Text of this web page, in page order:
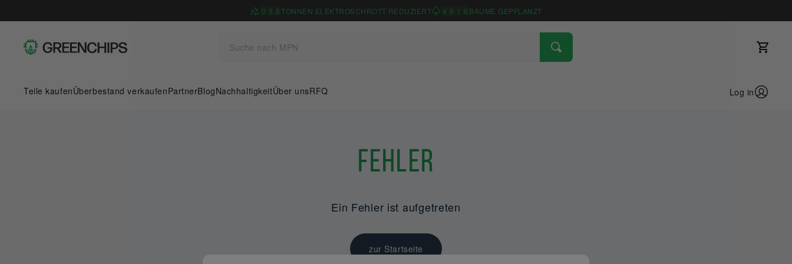
0 5 5 TONNEN ELEKTROSCHROTT REDUZIERT 4 9 1 6 BÄUME GEPFLANZT
Teile kaufenÜberbestand verkaufenPartnerBlogNachhaltigkeitÜber unsRFQ Log in
Fehler
Ein Fehler ist aufgetreten
zur Startseite